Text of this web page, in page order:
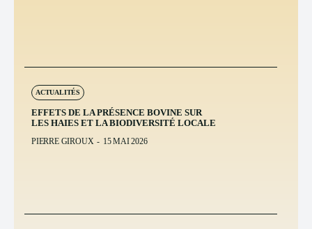
ACTUALITÉS
EFFETS DE LA PRÉSENCE BOVINE SUR
LES HAIES ET LA BIODIVERSITÉ LOCALE
PIERRE GIROUX - 15 MAI 2026